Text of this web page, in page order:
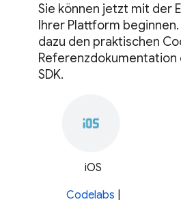
Sie können jetzt mit der
Ihrer Plattform beginnen.
dazu den praktischen
SDK.
iOS
Codelabs